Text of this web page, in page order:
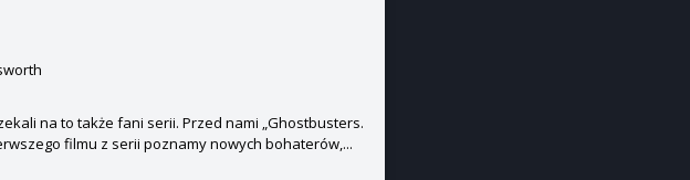
na to także fani serii. Przed nami „Ghostbusters.
filmu z serii poznamy nowych bohaterów,...